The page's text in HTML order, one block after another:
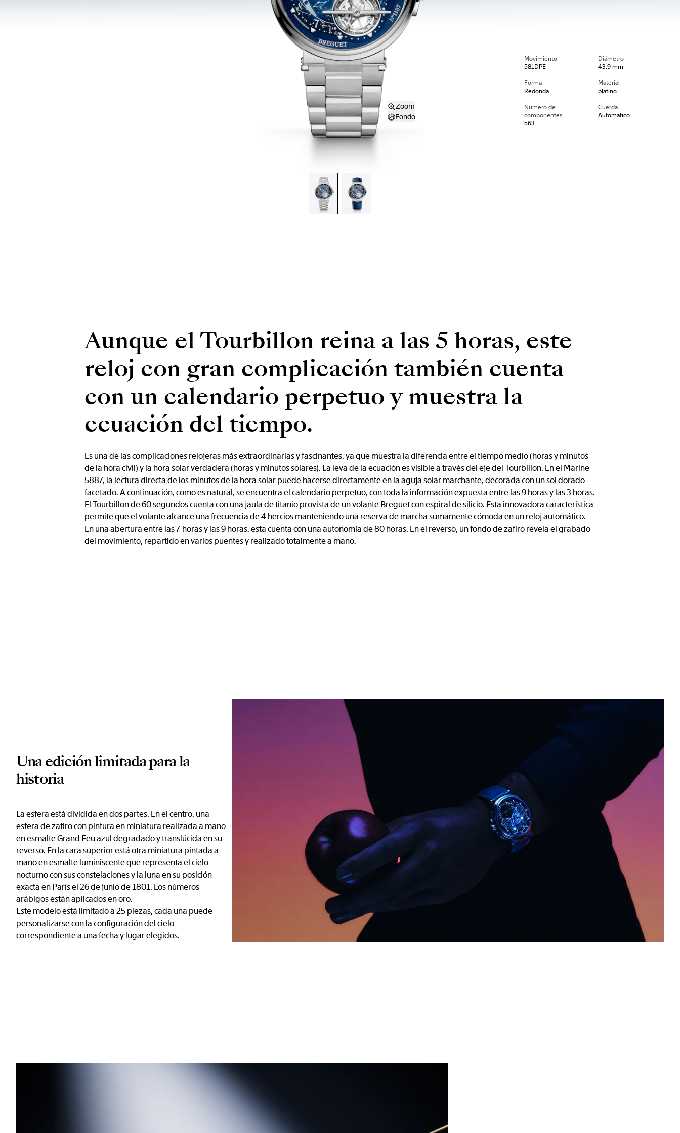
Zoom
Fondo
Movimiento
581DPE
Diámetro
43.9 mm
Forma
Redonda
Material
platino
Número de
componentes
563
Cuerda
Automático
Aunque el Tourbillon reina a las 5 horas, este
reloj con gran complicación también cuenta
con un calendario perpetuo y muestra la
ecuación del tiempo.
Es una de las complicaciones relojeras más extraordinarias y fascinantes, ya que muestra la diferencia entre el tiempo medio (horas y minutos
de la hora civil) y la hora solar verdadera (horas y minutos solares). La leva de la ecuación es visible a través del eje del Tourbillon. En el Marine
5887, la lectura directa de los minutos de la hora solar puede hacerse directamente en la aguja solar marchante, decorada con un sol dorado
facetado. A continuación, como es natural, se encuentra el calendario perpetuo, con toda la información expuesta entre las 9 horas y las 3 horas.
El Tourbillon de 60 segundos cuenta con una jaula de titanio provista de un volante Breguet con espiral de silicio. Esta innovadora característica
permite que el volante alcance una frecuencia de 4 hercios manteniendo una reserva de marcha sumamente cómoda en un reloj automático.
En una abertura entre las 7 horas y las 9 horas, esta cuenta con una autonomía de 80 horas. En el reverso, un fondo de zafiro revela el grabado
del movimiento, repartido en varios puentes y realizado totalmente a mano.
Una edición limitada para la
historia
La esfera está dividida en dos partes. En el centro, una
esfera de zafiro con pintura en miniatura realizada a mano
en esmalte Grand Feu azul degradado y translúcida en su
reverso. En la cara superior está otra miniatura pintada a
mano en esmalte luminiscente que representa el cielo
nocturno con sus constelaciones y la luna en su posición
exacta en París el 26 de junio de 1801. Los números
arábigos están aplicados en oro.
Este modelo está limitado a 25 piezas, cada una puede
personalizarse con la configuración del cielo
correspondiente a una fecha y lugar elegidos.